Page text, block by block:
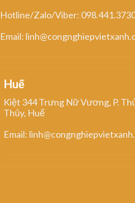
Hotline/Zalo/Viber:
Email:
Huế
Kiệt 344 Trưng Nữ Vương, P.
Thủy, Huế
Email: